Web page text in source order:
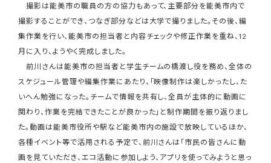
撮影は能美市の職員の方の協力もあって、主要部分を能美市内で
撮影することができ、つなぎ部分などは大学で撮りました。その後、編
集作業を行い、能美市の担当者と内容チェックや修正作業を重ね、12
月に入り、ようやく完成しました。
前川さんは能美市の担当者と学生チームの橋渡し役を務め、全体の
スケジュール管理や編集作業にあたり、「映像制作は楽しかったし、た
いへん勉強になった。チームで情報を共有し、全員が主体的に動画に
関わり、作業を完結できたことが良かった」と制作期間を振り返りまし
た。動画は能美市役所や駅など能美市内の施設で放映しているほか、
各種イベント等で活用される予定で、前川さんは「市民の皆さんに動
画を見ていただき、エコ活動に参加しよう、アプリを使ってみようと思っ